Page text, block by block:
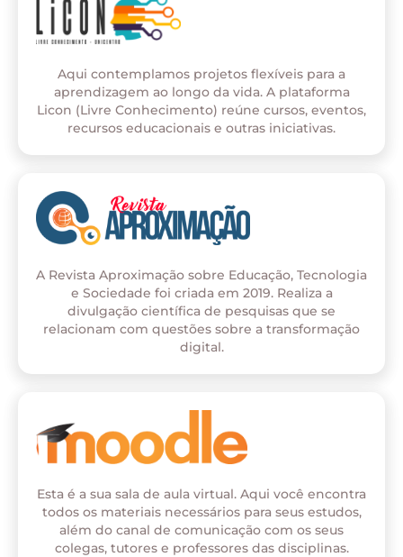
Aqui contemplamos projetos flexíveis para a
aprendizagem ao longo da vida. A plataforma
Licon (Livre Conhecimento) reúne cursos, eventos,
recursos educacionais e outras iniciativas.
A Revista Aproximação sobre Educação, Tecnologia
e Sociedade foi criada em 2019. Realiza a
divulgação científica de pesquisas que se
relacionam com questões sobre a transformação
digital.
Esta é a sua sala de aula virtual. Aqui você encontra
todos os materiais necessários para seus estudos,
além do canal de comunicação com os seus
colegas, tutores e professores das disciplinas.